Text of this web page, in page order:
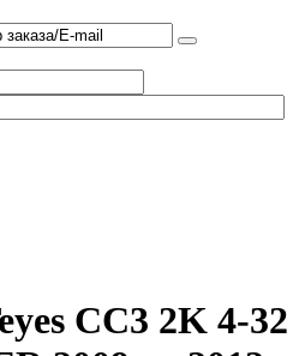
CC3 2K 4-32